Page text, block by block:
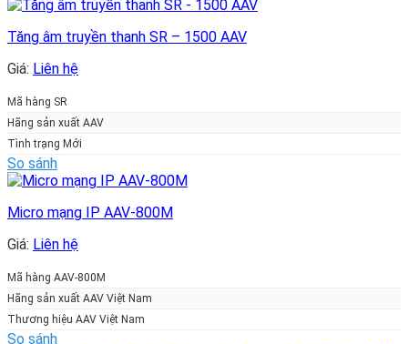
Tăng âm truyền thanh SR – 1500 AAV
Giá: Liên hệ
Mã hàng SR
Hãng sản xuất AAV
Tình trạng Mới
So sánh
Micro mạng IP AAV-800M
Giá: Liên hệ
Mã hàng AAV-800M
Hãng sản xuất AAV Việt Nam
Thương hiệu AAV Việt Nam
So sánh